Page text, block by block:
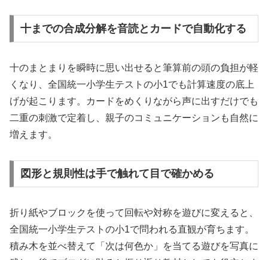
十までの合成分解を音読とカードで自動化する
十のまとまりを瞬時に思い出せると筆算前の頭の負担が軽
くなり、全国統一小学生テストの小1でも計算速度の底上
げが起こります。カードをめくりながら声に出すだけでも
二重の刺激で定着し、親子のコミュニケーションも自然に
増えます。
図形と規則性は手で触れて目で確かめる
折り紙やブロックを使って回転や対称を遊びに変えると、
全国統一小学生テストの小1で問われる直観が育ちます。
積み木を並べ替えて「次は何色か」を当てる遊びを写真に